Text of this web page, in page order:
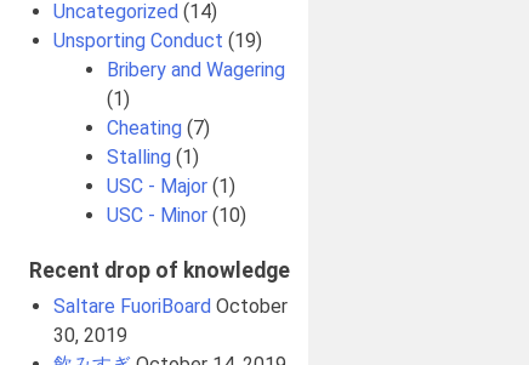
Uncategorized (14)
Unsporting Conduct (19)
Bribery and Wagering
(1)
Cheating (7)
Stalling (1)
USC - Major (1)
USC - Minor (10)
Recent drop of knowledge
Saltare FuoriBoard October
30, 2019